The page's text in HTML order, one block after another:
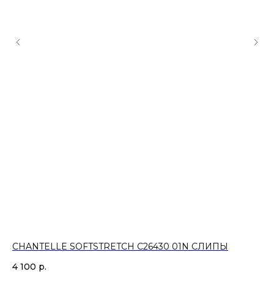
CHANTELLE SOFTSTRETCH C26430 01N СЛИПЫ
4 100 р.